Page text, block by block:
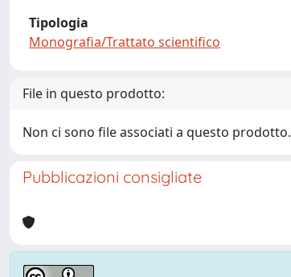
Tipologia
Monografia/Trattato scientifico
File in questo prodotto:
Non ci sono file associati a questo prodotto.
Pubblicazioni consigliate